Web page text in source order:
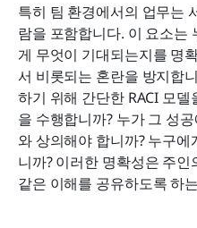
특히 팀 환경에서의 업무는
람을 포함합니다. 이 요소는
게 무엇이 기대되는지를 명
서 비롯되는 혼란을 방지합
하기 위해 간단한 RACI 모
을 수행합니까? 누가 그 성
와 상의해야 합니까? 누구
니까? 이러한 명확성은 주
같은 이해를 공유하도록 하